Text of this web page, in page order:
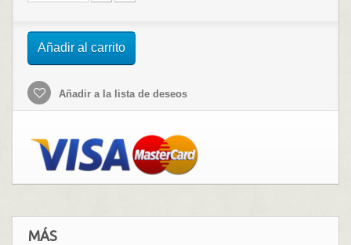
Añadir al carrito
Añadir a la lista de deseos
MÁS